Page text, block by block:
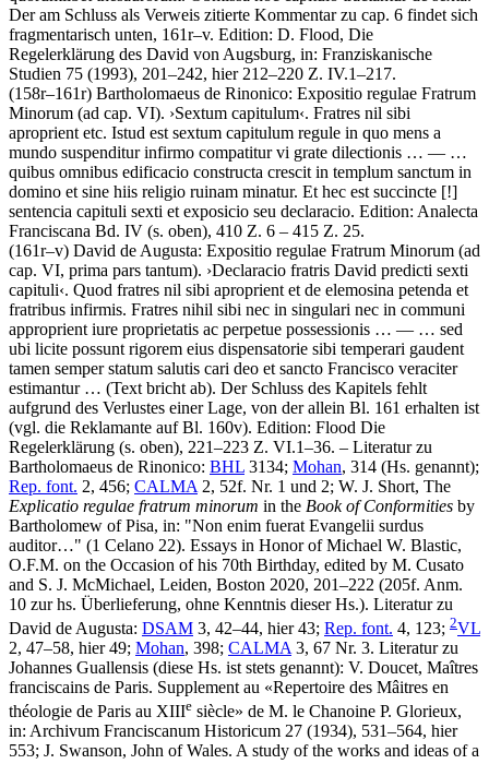
Der am Schluss als Verweis zitierte Kommentar zu cap. 6 findet sich
fragmentarisch unten, 161r–v. Edition: D. Flood, Die
Regelerklärung des David von Augsburg, in: Franziskanische
Studien 75 (1993), 201–242, hier 212–220 Z. IV.1–217.
(158r–161r) Bartholomaeus de Rinonico: Expositio regulae Fratrum
Minorum (ad cap. VI). ›Sextum capitulum‹. Fratres nil sibi
aproprient etc. Istud est sextum capitulum regule in quo mens a
mundo suspenditur infirmo compatitur vi grate dilectionis … — …
quibus omnibus edificacio constructa crescit in templum sanctum in
domino et sine hiis religio ruinam minatur. Et hec est succincte [!]
sentencia capituli sexti et exposicio seu declaracio. Edition: Analecta
Franciscana Bd. IV (s. oben), 410 Z. 6 – 415 Z. 25.
(161r–v) David de Augusta: Expositio regulae Fratrum Minorum (ad
cap. VI, prima pars tantum). ›Declaracio fratris David predicti sexti
capituli‹. Quod fratres nil sibi aproprient et de elemosina petenda et
fratribus infirmis. Fratres nihil sibi nec in singulari nec in communi
approprient iure proprietatis ac perpetue possessionis … — … sed
ubi licite possunt rigorem eius dispensatorie sibi temperari gaudent
tamen semper statum salutis cari deo et sancto Francisco veraciter
estimantur … (Text bricht ab). Der Schluss des Kapitels fehlt
aufgrund des Verlustes einer Lage, von der allein Bl. 161 erhalten ist
(vgl. die Reklamante auf Bl. 160v). Edition: Flood Die
Regelerklärung (s. oben), 221–223 Z. VI.1–36. – Literatur zu
Bartholomaeus de Rinonico: BHL 3134; Mohan, 314 (Hs. genannt);
Rep. font. 2, 456; CALMA 2, 52f. Nr. 1 und 2; W. J. Short, The
Explicatio regulae fratrum minorum in the Book of Conformities by
Bartholomew of Pisa, in: "Non enim fuerat Evangelii surdus
auditor…" (1 Celano 22). Essays in Honor of Michael W. Blastic,
O.F.M. on the Occasion of his 70th Birthday, edited by M. Cusato
and S. J. McMichael, Leiden, Boston 2020, 201–222 (205f. Anm.
10 zur hs. Überlieferung, ohne Kenntnis dieser Hs.). Literatur zu
David de Augusta: DSAM 3, 42–44, hier 43; Rep. font. 4, 123; 2VL
2, 47–58, hier 49; Mohan, 398; CALMA 3, 67 Nr. 3. Literatur zu
Johannes Guallensis (diese Hs. ist stets genannt): V. Doucet, Maîtres
franciscains de Paris. Supplement au «Repertoire des Mâitres en
théologie de Paris au XIIIe siècle» de M. le Chanoine P. Glorieux,
in: Archivum Franciscanum Historicum 27 (1934), 531–564, hier
553; J. Swanson, John of Wales. A study of the works and ideas of a